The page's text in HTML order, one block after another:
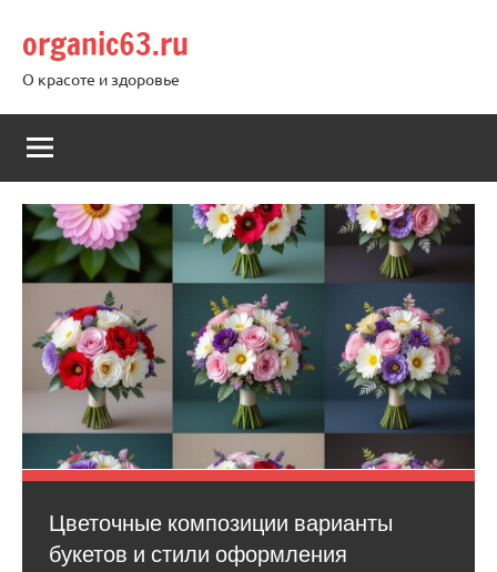
содержимому
organic63.ru
О красоте и здоровье
Цветочные композиции варианты
букетов и стили оформления